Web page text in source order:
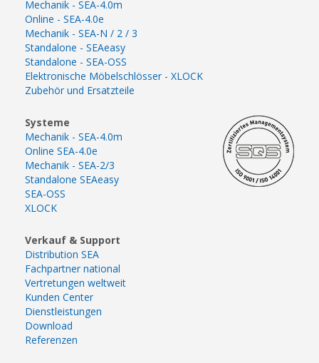
Mechanik - SEA-4.0m
Online - SEA-4.0e
Mechanik - SEA-N / 2 / 3
Standalone - SEAeasy
Standalone - SEA-OSS
Elektronische Möbelschlösser - XLOCK
Zubehör und Ersatzteile
Systeme
Mechanik - SEA-4.0m
Online SEA-4.0e
Mechanik - SEA-2/3
Standalone SEAeasy
SEA-OSS
XLOCK
Verkauf & Support
Distribution SEA
Fachpartner national
Vertretungen weltweit
Kunden Center
Dienstleistungen
Download
Referenzen